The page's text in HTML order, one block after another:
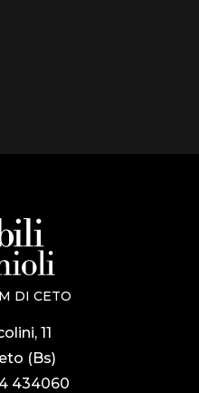
DI CETO
11
(Bs)
434060